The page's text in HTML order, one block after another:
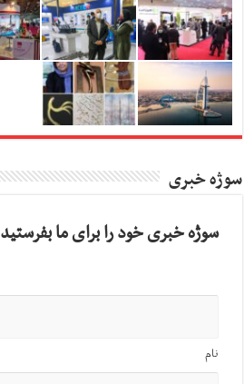
سوژه خبری
سوژه خبری خود را برای ما بفرستید
نام